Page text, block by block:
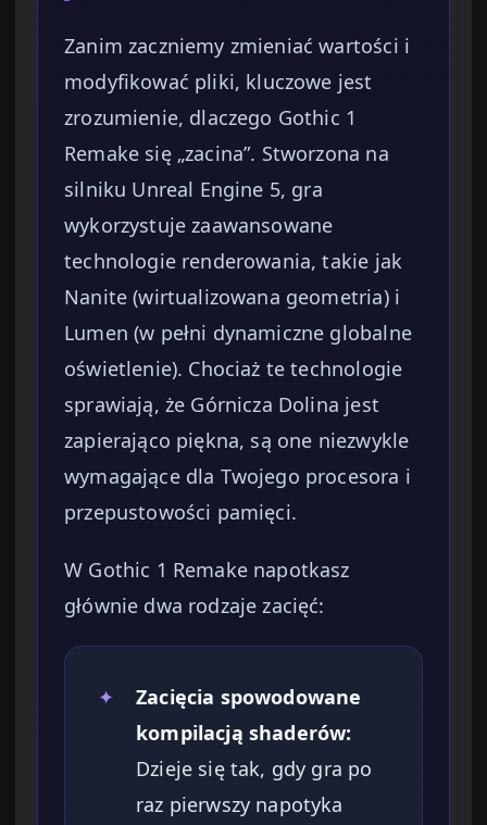
Zanim zaczniemy zmieniać wartości i
modyfikować pliki, kluczowe jest
zrozumienie, dlaczego Gothic 1
Remake się „zacina”. Stworzona na
silniku Unreal Engine 5, gra
wykorzystuje zaawansowane
technologie renderowania, takie jak
Nanite (wirtualizowana geometria) i
Lumen (w pełni dynamiczne globalne
oświetlenie). Chociaż te technologie
sprawiają, że Górnicza Dolina jest
zapierająco piękna, są one niezwykle
wymagające dla Twojego procesora i
przepustowości pamięci.
W Gothic 1 Remake napotkasz
głównie dwa rodzaje zacięć:
✦
Zacięcia spowodowane
kompilacją shaderów:
Dzieje się tak, gdy gra po
raz pierwszy napotyka